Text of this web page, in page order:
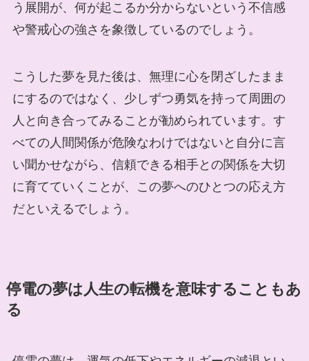
う展開が、何が起こるか分からないという不信感
や警戒心の強さを象徴しているのでしょう。
こうした夢を見た後は、無理に心を閉ざしたまま
にするのではなく、少しずつ勇気を持って周囲の
人と向き合ってみることが勧められています。す
べての人間関係が危険なわけではないと自分に言
い聞かせながら、信頼できる相手との関係を大切
に育てていくことが、この夢へのひとつの応え方
だといえるでしょう。
停電の夢は人生の転機を意味することもあ
る